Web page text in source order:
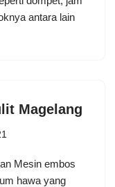
antara lain
Magelang
Mesin embos
hawa yang